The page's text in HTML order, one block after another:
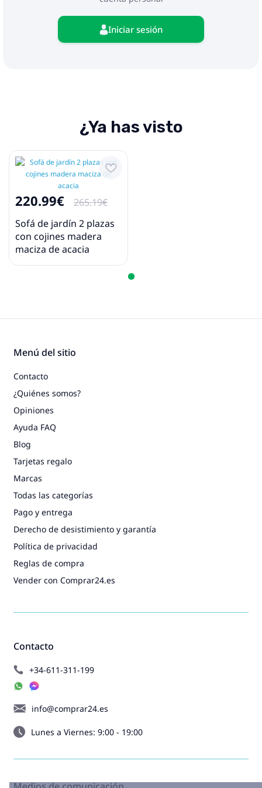
Iniciar sesión
¿Ya has visto
220.99€
265.19€
Sofá de jardín 2 plazas
con cojines madera
maciza de acacia
Contacto
+34-611-311-199
info@comprar24.es
Lunes a Viernes: 9:00 - 19:00
Menú del sitio
Contacto
¿Quiénes somos?
Opiniones
Ayuda FAQ
Blog
Tarjetas regalo
Marcas
Todas las categorías
Pago y entrega
Derecho de desistimiento y garantía
Política de privacidad
Reglas de compra
Vender con Comprar24.es